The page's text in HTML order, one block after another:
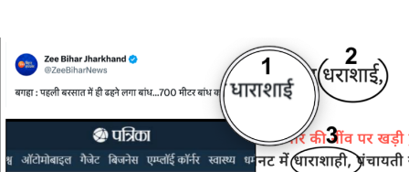
एक,
स्पेलिंग
छह,
नाइंसाफ़ी
है…